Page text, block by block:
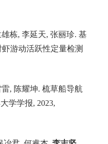
雄栋, 李延天, 张丽珍. 基
游动活跃性定量检测
雷, 陈耀坤. 梳草船导航
大学学报, 2023,